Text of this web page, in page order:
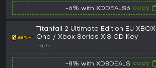
-6% with XDDEALS6 copy
Titanfall 2 Ultimate Edition EU XBOX
One / Xbox Series X|S CD Key
há 7h
-8% with XD8DEALS copy